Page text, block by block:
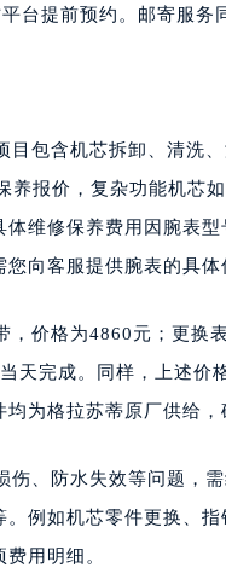
台提前预约。邮寄服务
目包含机芯拆卸、清洗
养报价，复杂功能机芯
维修保养费用因腕表
向客服提供腕表的具体
价格为4860元；更换
天完成。同样，上述
为格拉苏蒂原厂供给，
、防水失效等问题，
例如机芯零件更换、
用明细。